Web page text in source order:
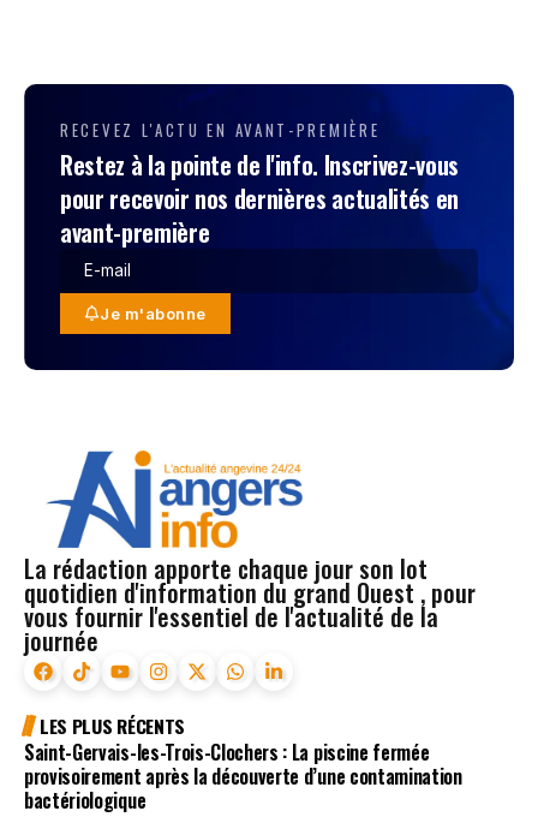
RECEVEZ L'ACTU EN AVANT-PREMIÈRE
Restez à la pointe de l'info. Inscrivez-vous
pour recevoir nos dernières actualités en
avant-première
Je m'abonne
La rédaction apporte chaque jour son lot
quotidien d'information du grand Ouest , pour
vous fournir l'essentiel de l'actualité de la
journée
LES PLUS RÉCENTS
Saint-Gervais-les-Trois-Clochers : La piscine fermée
provisoirement après la découverte d’une contamination
bactériologique